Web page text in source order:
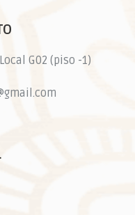
G02 (piso -1)